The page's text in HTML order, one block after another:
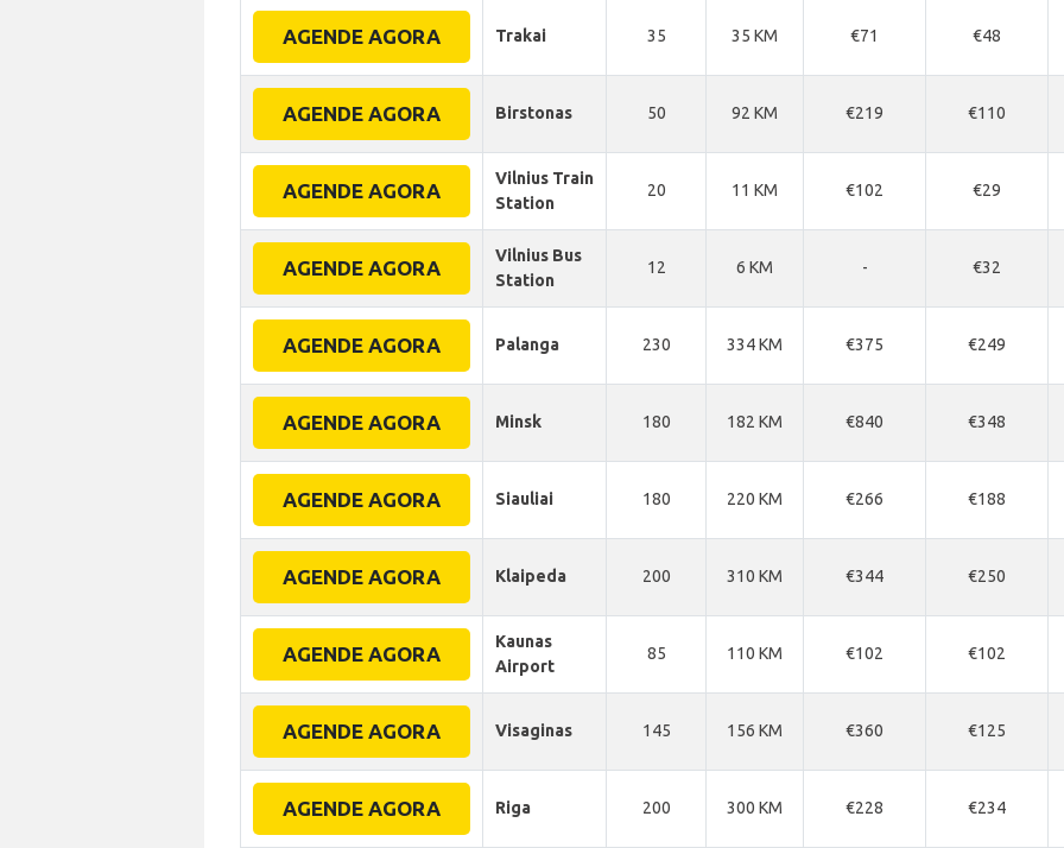
AGENDE AGORA Trakai 35 35 KM €71 €48
AGENDE AGORA Birstonas 50 92 KM €219 €110
AGENDE AGORA
Vilnius Train
Station
20 11 KM €102 €29
AGENDE AGORA
Vilnius Bus
Station
12 6 KM - €32
AGENDE AGORA Palanga 230 334 KM €375 €249
AGENDE AGORA Minsk 180 182 KM €840 €348
AGENDE AGORA Siauliai 180 220 KM €266 €188
AGENDE AGORA Klaipeda 200 310 KM €344 €250
AGENDE AGORA
Kaunas
Airport
85 110 KM €102 €102
AGENDE AGORA Visaginas 145 156 KM €360 €125
AGENDE AGORA Riga 200 300 KM €228 €234